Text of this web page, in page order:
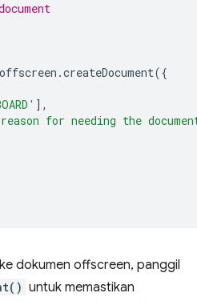
offscreen .createDocument({
],
for needing the
dokumen offscreen, panggil
untuk memastikan